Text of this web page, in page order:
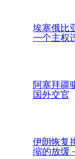
埃塞俄比
一个主权
阿塞拜疆
国外交官
伊朗恢复
缩的放缓